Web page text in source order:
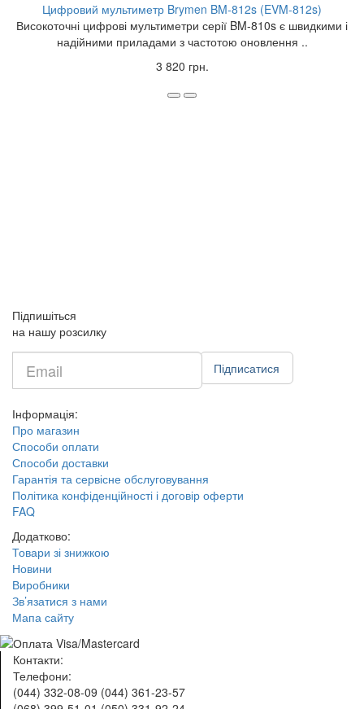
Цифровий мультиметр Brymen BM-812s (EVM-812s)
Високоточні цифрові мультиметри серії BM-810s є швидкими і
надійними приладами з частотою оновлення ..
3 820 грн.
Підпишіться
на нашу розсилку
mail
Підписатися
Інформація:
Про магазин
Способи оплати
Способи доставки
Гарантія та сервісне обслуговування
Політика конфіденційності і договір оферти
FAQ
Додатково:
Товари зі знижкою
Новини
Виробники
Зв’язатися з нами
Мапа сайту
Контакти:
Телефони:
(044) 332-08-09 (044) 361-23-57